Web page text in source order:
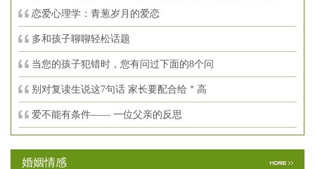
恋爱心理学：青葱岁月的爱恋
多和孩子聊聊轻松话题
当您的孩子犯错时，您有问过下面的8个问
别对复读生说这7句话 家长要配合给＂高
爱不能有条件—— 一位父亲的反思
婚姻情感